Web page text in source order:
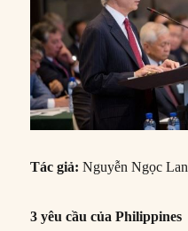
Tác giả:Nguyễn Ngọc Lan
3 yêu cầu của Philippines